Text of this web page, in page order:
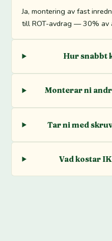
Ja, montering av fast
till ROT-avdrag — 30% av
Hur snabbt
Monterar ni
Tar ni med
Vad kostar